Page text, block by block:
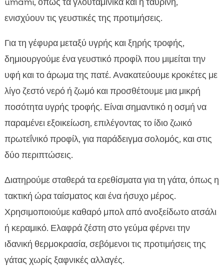
ενισχύουν τις γευστικές της προτιμήσεις.
Για τη γέφυρα μεταξύ υγρής και ξηρής τροφής,
δημιουργούμε ένα γευστικό προφίλ που μιμείται την
υφή και το άρωμα της πατέ. Ανακατεύουμε κροκέτες με
λίγο ζεστό νερό ή ζωμό και προσθέτουμε μια μικρή
ποσότητα υγρής τροφής. Είναι σημαντικό η οσμή να
παραμένει εξοικείωση, επιλέγοντας το ίδιο ζωικό
πρωτεΐνικό προφίλ, για παράδειγμα σολομός, και στις
δύο περιπτώσεις.
Διατηρούμε σταθερά τα ερεθίσματα για τη γάτα, όπως η
τακτική ώρα ταίσματος και ένα ήσυχο μέρος.
Χρησιμοποιούμε καθαρό μπολ από ανοξείδωτο ατσάλι
ή κεραμικό. Ελαφρά ζέστη στο γεύμα φέρνει την
ιδανική θερμοκρασία, σεβόμενοι τις προτιμήσεις της
γάτας χωρίς ξαφνικές αλλαγές.